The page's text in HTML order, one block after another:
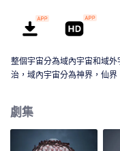
整個宇宙分為域內宇宙和域
治，域內宇宙分為神界，仙
宙入侵時，鴻蒙至尊被混沌至
迴。鴻蒙至尊親人手下被殺
尊也背叛了他。而且在他萬
劇集